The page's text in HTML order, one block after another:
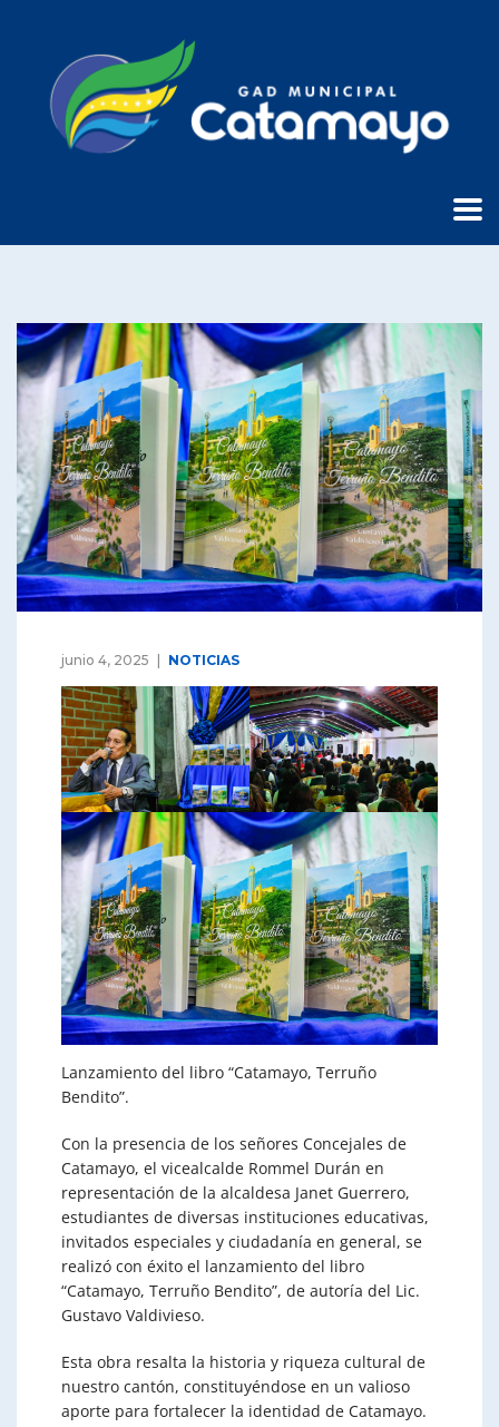
junio 4, 2025 NOTICIAS
Lanzamiento del libro “Catamayo, Terruño
Bendito”.
Con la presencia de los señores Concejales de
Catamayo, el vicealcalde Rommel Durán en
representación de la alcaldesa Janet Guerrero,
estudiantes de diversas instituciones educativas,
invitados especiales y ciudadanía en general, se
realizó con éxito el lanzamiento del libro
“Catamayo, Terruño Bendito”, de autoría del Lic.
Gustavo Valdivieso.
Esta obra resalta la historia y riqueza cultural de
nuestro cantón, constituyéndose en un valioso
aporte para fortalecer la identidad de Catamayo.